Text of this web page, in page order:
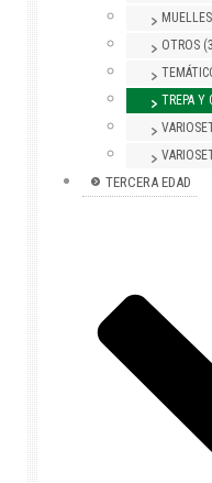
OTROS
TREPA Y
TERCERA EDAD